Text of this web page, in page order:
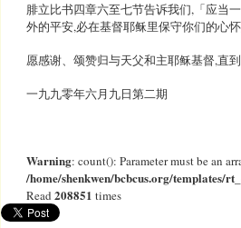
腓立比书四章六至七节告诉我们,「应当
外的平安,必在基督耶稣里保守你们的心怀
愿感谢、颂赞归与天父和主耶稣基督,直
一九九零年六月九日第二期
Warning: count(): Parameter must be an
/home/shenkwen/bcbcus.org/templates/
Read 208851 times